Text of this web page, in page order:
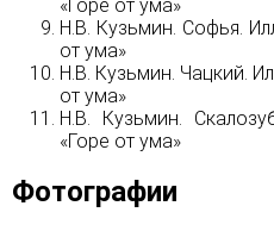
«Горе от ума»
Н.В. Кузьмин. Софья.
от ума»
Н.В. Кузьмин. Чацкий.
от ума»
Н.В. Кузьмин.
«Горе от ума»
Фотографии